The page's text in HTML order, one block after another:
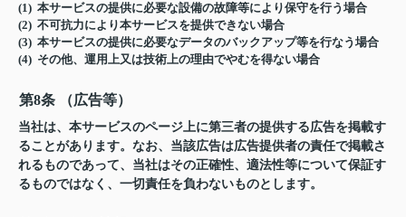
(1) 本サービスの提供に必要な設備の故障等により保守を行う場合
(2) 不可抗力により本サービスを提供できない場合
(3) 本サービスの提供に必要なデータのバックアップ等を行なう場合
(4) その他、運用上又は技術上の理由でやむを得ない場合
第8条 （広告等）
当社は、本サービスのページ上に第三者の提供する広告を掲載す
ることがあります。なお、当該広告は広告提供者の責任で掲載さ
れるものであって、当社はその正確性、適法性等について保証す
るものではなく、一切責任を負わないものとします。